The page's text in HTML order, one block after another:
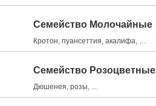
Семейство Молочайные
Кротон, пуансеттия, акалифа, …
Семейство Розоцветные
Дюшенея, розы, ...